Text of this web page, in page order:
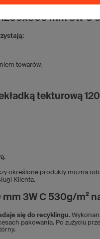
mm 3W C
towarów,
tekturową
określone produkty można
Klienta.
3W C 530g/m²
się do recyklingu.
pakowania. Po zużyciu